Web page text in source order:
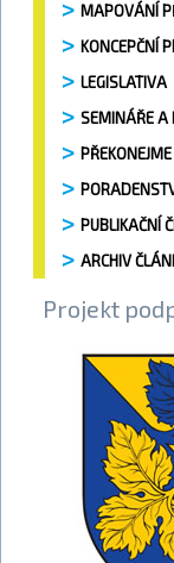
MAPOVÁNÍ
KONCEPČNÍ
LEGISLATIVA
SEMINÁŘE A
PUBLIKAČNÍ
ARCHIV
Projekt